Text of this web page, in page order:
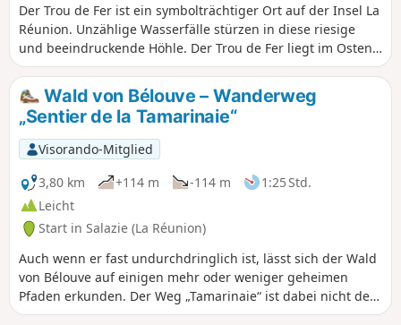
Der Trou de Fer ist ein symbolträchtiger Ort auf der Insel La
Réunion. Unzählige Wasserfälle stürzen in diese riesige
und beeindruckende Höhle. Der Trou de Fer liegt im Osten
von La Réunion und ist einer der regenreichsten Orte der
Insel! Er ist von Bras-Panon und vom Wald von Bélouve aus
erreichbar. Von diesem dichten Wald aus gibt es drei
Zugänge: über den Wanderweg Trou de Fer, den Reitweg
oder den Wanderweg École Normale.
Wald von Bélouve – Wanderweg
„Sentier de la Tamarinaie“
Visorando-Mitglied
3,80 km
+114 m -114 m
1:25 Std.
Leicht
Start in Salazie (La Réunion)
Auch wenn er fast undurchdringlich ist, lässt sich der Wald
von Bélouve auf einigen mehr oder weniger geheimen
Pfaden erkunden. Der Weg „Tamarinaie“ ist dabei nicht der
uninteressanteste. Diese Rundwanderung, die an der